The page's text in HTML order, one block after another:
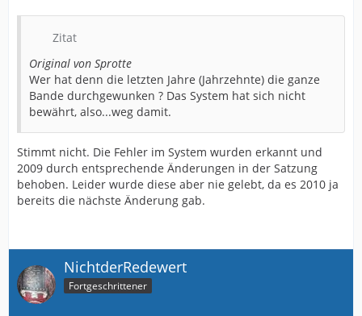
Zitat
Original von Sprotte
Wer hat denn die letzten Jahre (Jahrzehnte) die ganze
Bande durchgewunken ? Das System hat sich nicht
bewährt, also...weg damit.
Stimmt nicht. Die Fehler im System wurden erkannt und
2009 durch entsprechende Änderungen in der Satzung
behoben. Leider wurde diese aber nie gelebt, da es 2010 ja
bereits die nächste Änderung gab.
NichtderRedewert
Fortgeschrittener